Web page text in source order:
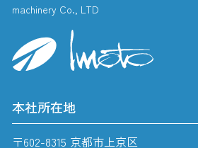
machinery Co., LTD
本社所在地
〒602-8315 京都市上京区